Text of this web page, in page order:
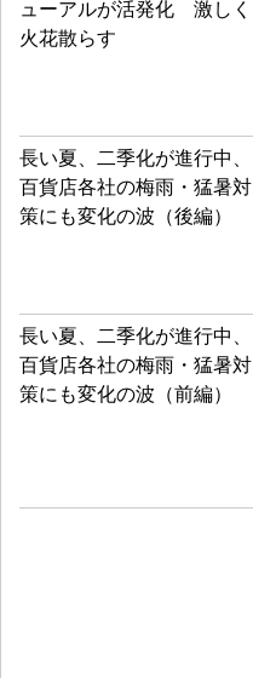
ューアルが活発化 激しく
火花散らす
長い夏、二季化が進行中、
百貨店各社の梅雨・猛暑対
策にも変化の波（後編）
長い夏、二季化が進行中、
百貨店各社の梅雨・猛暑対
策にも変化の波（前編）